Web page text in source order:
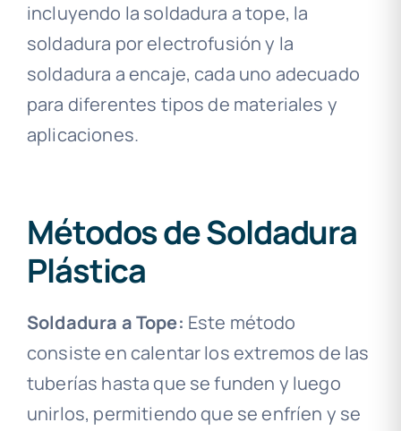
incluyendo la soldadura a tope, la
soldadura por electrofusión y la
soldadura a encaje, cada uno adecuado
para diferentes tipos de materiales y
aplicaciones.
Métodos de Soldadura
Plástica
Soldadura a Tope: Este método
consiste en calentar los extremos de las
tuberías hasta que se funden y luego
unirlos, permitiendo que se enfríen y se